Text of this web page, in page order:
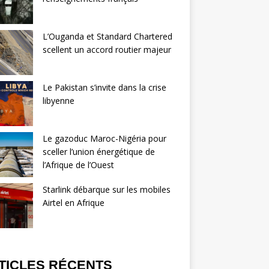
L’Ouganda et Standard Chartered
scellent un accord routier majeur
Le Pakistan s’invite dans la crise
libyenne
Le gazoduc Maroc-Nigéria pour
sceller l’union énergétique de
l’Afrique de l’Ouest
Starlink débarque sur les mobiles
Airtel en Afrique
RÉCENTS